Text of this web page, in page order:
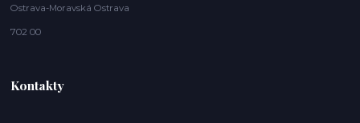
Ostrava-Moravská Ostrava
702 00
Kontakty